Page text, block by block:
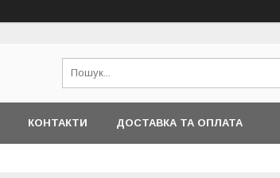
КОНТАКТИ ДОСТАВКА ТА ОПЛАТА